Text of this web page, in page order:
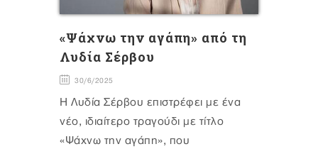
«Ψάχνω την αγάπη» από τη
Λυδία Σέρβου
30/6/2025
Η Λυδία Σέρβου επιστρέφει με ένα
νέο, ιδιαίτερο τραγούδι με τίτλο
«Ψάχνω την αγάπη», που